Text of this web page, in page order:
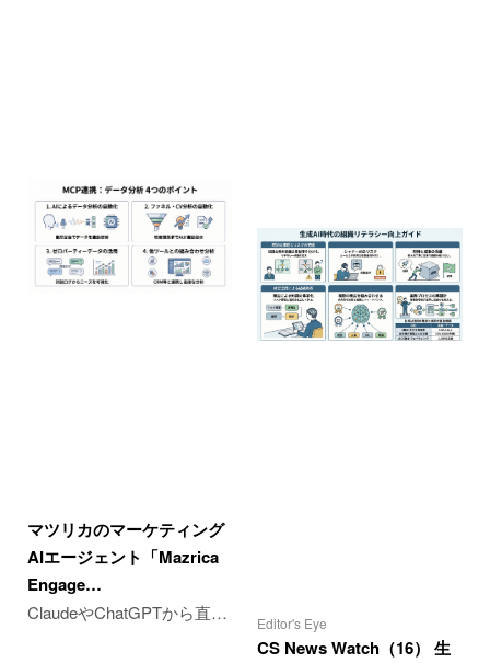
マツリカのマーケティング
AIエージェント「Mazrica
Engage…
ClaudeやChatGPTから直… Editor's Eye
CS News Watch（16） 生